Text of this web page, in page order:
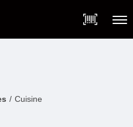
Cuisine